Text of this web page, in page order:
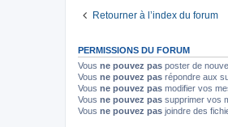
Retourner à l’index du forum
PERMISSIONS DU FORUM
Vous ne pouvez pas poster de
Vous ne pouvez pas répondre aux
Vous ne pouvez pas modifier vos
Vous ne pouvez pas supprimer vos
Vous ne pouvez pas joindre des